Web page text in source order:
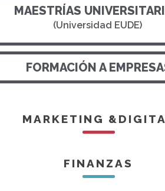
MAESTRÍAS
(Universidad EUDE)
FORMACIÓN A
MARKETING
FINANZAS